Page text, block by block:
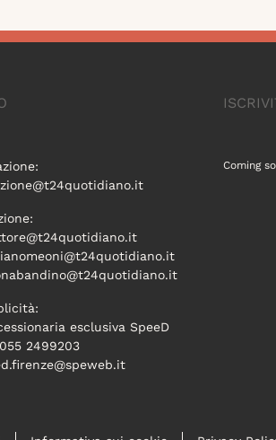
esclusiva SpeeD
2499203
Coming